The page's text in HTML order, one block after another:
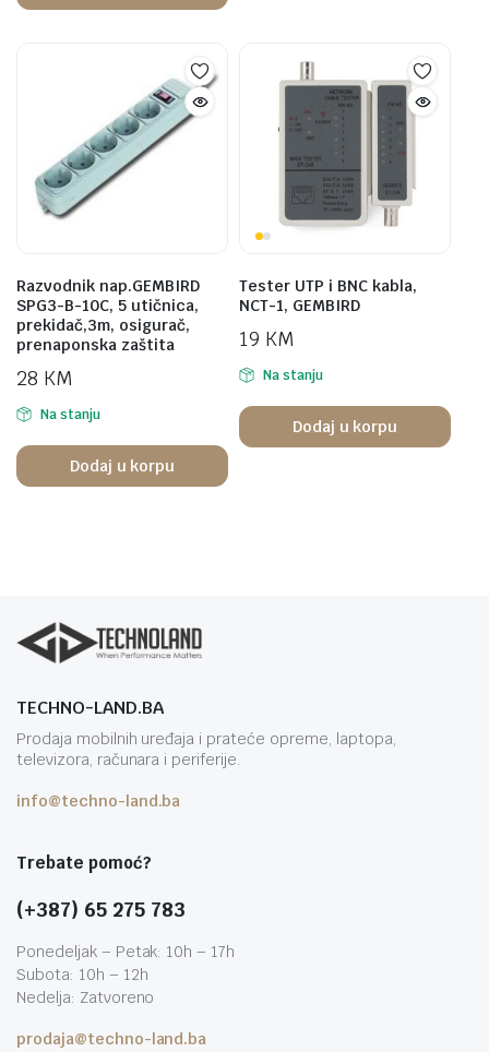
Razvodnik nap.GEMBIRD
SPG3-B-10C, 5 utičnica,
prekidač,3m, osigurač,
prenaponska zaštita
28 KM
Na stanju
Dodaj u korpu
Tester UTP i BNC kabla,
NCT-1, GEMBIRD
19 KM
Na stanju
Dodaj u korpu
TECHNO-LAND.BA
Prodaja mobilnih uređaja i prateće opreme, laptopa,
televizora, računara i periferije.
info@techno-land.ba
Trebate pomoć?
(+387) 65 275 783
Ponedeljak – Petak: 10h – 17h
Subota: 10h – 12h
Nedelja: Zatvoreno
prodaja@techno-land.ba